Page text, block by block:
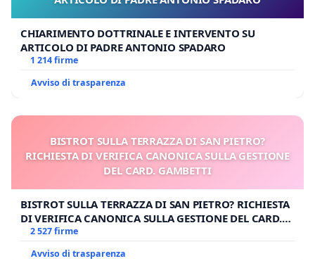
CHIARIMENTO DOTTRINALE E INTERVENTO SU
ARTICOLO DI PADRE ANTONIO SPADARO
1 214 firme
Avviso di trasparenza
BISTROT SULLA TERRAZZA DI SAN PIETRO?
RICHIESTA DI VERIFICA CANONICA SULLA GESTIONE
DEL CARD. GAMBETTI
BISTROT SULLA TERRAZZA DI SAN PIETRO? RICHIESTA
DI VERIFICA CANONICA SULLA GESTIONE DEL CARD.
GAMBETTI
2 527 firme
Avviso di trasparenza